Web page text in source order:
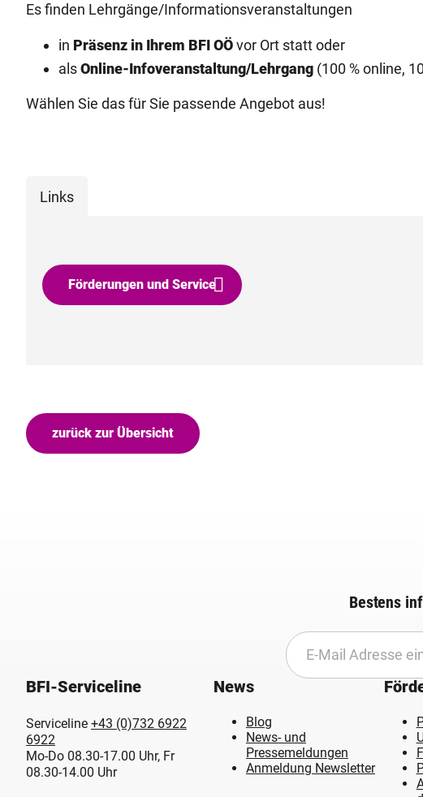
Es finden Lehrgänge/Informationsveranstaltungen
in Präsenz in Ihrem BFI OÖvor Ort statt oder
alsOnline-Infoveranstaltung/Lehrgang (100 % online,
Wählen Sie das für Sie passende Angebot aus!
Links
Förderungen und Service
zurück zur Übersicht
Bestens
BFI-Serviceline
Serviceline +43 (0)732 6922
6922
Mo-Do 08.30-17.00 Uhr, Fr
08.30-14.00 Uhr
News
Blog
News- und
Pressemeldungen
Anmeldung Newsletter